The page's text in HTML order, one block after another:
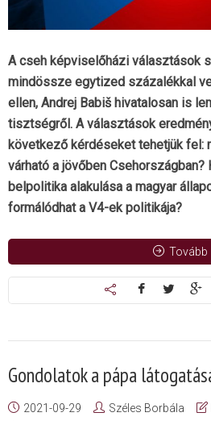
A cseh képviselőházi választások
mindössze egytized százalékkal
ellen, Andrej Babiš hivatalosan is
tisztségről. A választások
következő kérdéseket tehetjük fel:
várható a jövőben Csehországban?
belpolitika alakulása a magyar
formálódhat a V4-ek politikája?
Tovább
Gondolatok a pápa
2021-09-29 Széles Borbála